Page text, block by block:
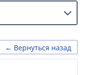
← Вернуться назад